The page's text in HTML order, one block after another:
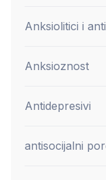
Anksiolitici i
Anksioznost
Antidepresivi
antisocijalni